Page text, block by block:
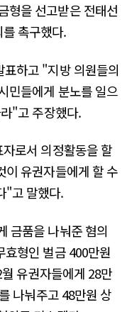
형을 선고받은 전태선
촉구했다.
표하고 "지방 의원들의
민들에게 분노를 일으
"고 주장했다.
로서 의정활동을 할
유권자들에게 할 수
"고 말했다.
금품을 나눠준 혐의
효형인 벌금 400만원
유권자들에게 28만
나눠주고 48만원 상